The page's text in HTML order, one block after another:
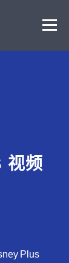
视频
Plus